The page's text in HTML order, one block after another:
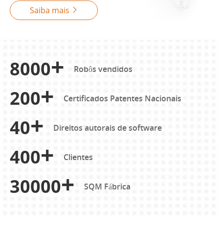
Saiba mais 
8000 Robôs vendidos
200 Certificados Patentes Nacionais
40 Direitos autorais de software
400 Clientes
30000 SQM Fábrica